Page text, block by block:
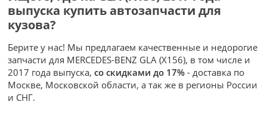
выпуска купить автозапчасти для
кузова?
Берите у нас! Мы предлагаем качественные и недорогие
запчасти для MERCEDES-BENZ GLA (X156), в том числе и
2017 года выпуска,со скидками до 17% - доставка по
Москве, Московской области, а так же в регионы России
и СНГ.